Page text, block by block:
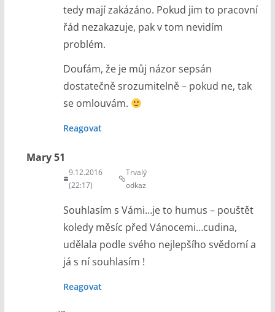
tedy mají zakázáno. Pokud jim to pracovní
řád nezakazuje, pak v tom nevidím
problém.
Doufám, že je můj názor sepsán
dostatečně srozumitelně – pokud ne, tak
se omlouvám.
Reagovat
Mary 51
9.12.2016
(22:17)
Trvalý
odkaz
Souhlasím s Vámi…je to humus – pouštět
koledy měsíc před Vánocemi…cudina,
udělala podle svého nejlepšího svědomí a
já s ní souhlasím !
Reagovat